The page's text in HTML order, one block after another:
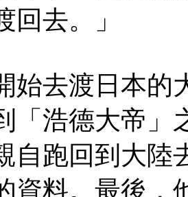
回去。」
始去渡日本的
「浩德大帝」
自跑回到大陸
資料。最後，